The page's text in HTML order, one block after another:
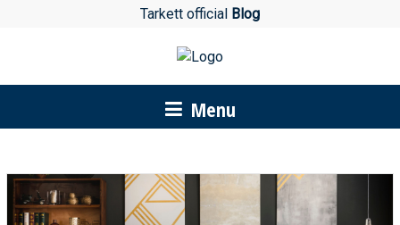
Tarkett official Blog
Menu